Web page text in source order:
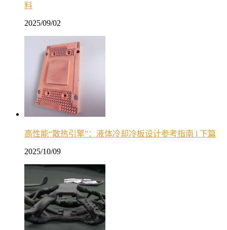
料
2025/09/02
高性能“散热引擎”：液体冷却冷板设计参考指南 l 下篇
2025/10/09